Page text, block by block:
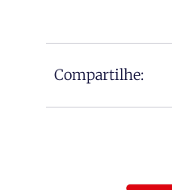
Compartilhe: